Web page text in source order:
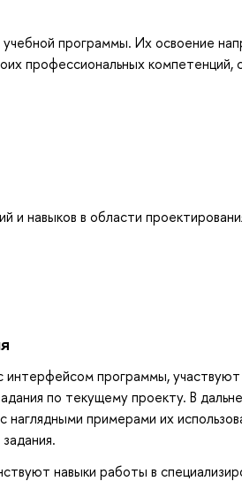
программы. Их освоение
профессиональных компетенций,
и навыков в области
интерфейсом программы,
по текущему проекту. В
примерами их
навыки работы в